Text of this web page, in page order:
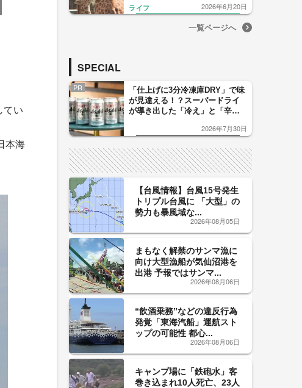
てい
本海
ライフ 2026年6月20日
一覧ページへ
SPECIAL
PR
「仕上げに3分冷凍庫DRY」で味
が見違える！？スーパードライ
が導き出した「冷え」と「辛
した「辛口カーブ」が飲み頃の
2026年7月30日
【台風情報】台風15号発生
トリプル台風に 「大型」の
勢力も暴風域な...
2026年08月05日
まもなく解禁のサンマ漁に
向け大型漁船が気仙沼港を
出港 予報ではサンマ...
2026年08月06日
“飲酒乗務”などの違反行為
発覚「東海汽船」運航スト
ップの可能性 都心...
2026年08月06日
キャンプ場に「鉄砲水」客
巻き込まれ10人死亡、23人